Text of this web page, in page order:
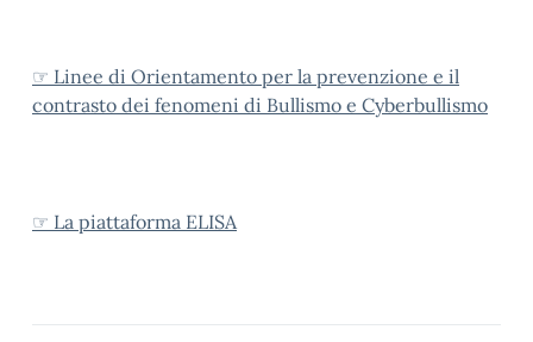
☞ Linee di Orientamento per la prevenzione e il
contrasto dei fenomeni di Bullismo e Cyberbullismo
☞ La piattaforma ELISA